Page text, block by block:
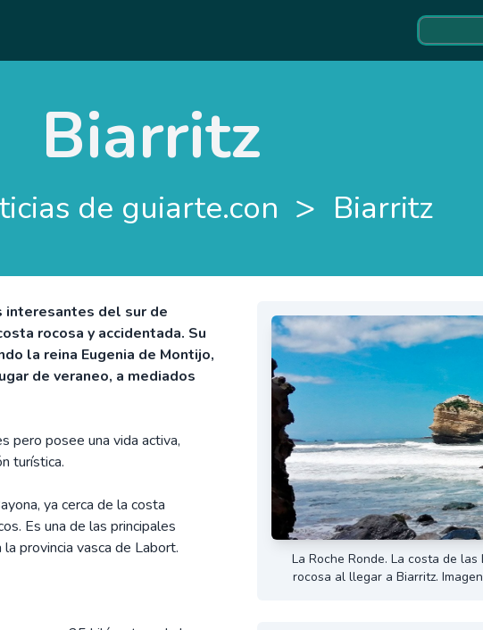
Biarritz
de guiarte.con > Biarritz
interesantes del sur de
rocosa y accidentada. Su
la reina Eugenia de Montijo,
de veraneo, a mediados
pero posee una vida activa,
turística.
ya cerca de la costa
Es una de las principales
provincia vasca de Labort.
La Roche Ronde. La costa de
rocosa al llegar a Biarritz.